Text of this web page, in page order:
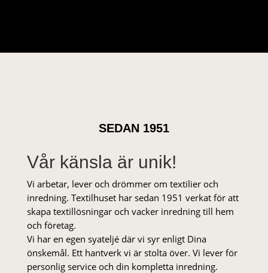
SEDAN 1951
Vår känsla är unik!
Vi arbetar, lever och drömmer om textilier och
inredning. Textilhuset har sedan 1951 verkat för att
skapa textillösningar och vacker inredning till hem
och företag.
Vi har en egen syateljé där vi syr enligt Dina
önskemål. Ett hantverk vi är stolta över. Vi lever för
personlig service och din kompletta inredning.